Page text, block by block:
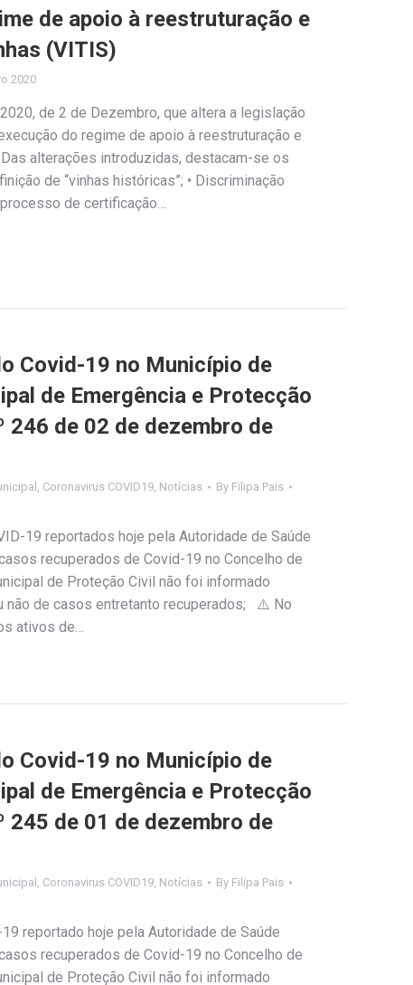
de apoio à reestruturação e
(VITIS)
2020
de 2 de Dezembro, que altera a legislação
do regime de apoio à reestruturação e
alterações introduzidas, destacam-se os
de “vinhas históricas”; • Discriminação
de certificação…
Covid-19 no Município de
de Emergência e Protecção
246 de 02 de dezembro de
, Coronavirus COVID19, Notícias By Filipa Pais
19 reportados hoje pela Autoridade de Saúde
recuperados de Covid-19 no Concelho de
de Proteção Civil não foi informado
não de casos entretanto recuperados; ⚠️ No
ativos de…
Covid-19 no Município de
de Emergência e Protecção
245 de 01 de dezembro de
, Coronavirus COVID19, Notícias By Filipa Pais
reportado hoje pela Autoridade de Saúde
recuperados de Covid-19 no Concelho de
de Proteção Civil não foi informado